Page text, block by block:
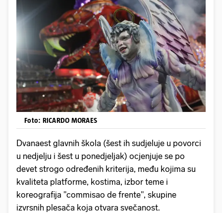
Foto: RICARDO MORAES
Dvanaest glavnih škola (šest ih sudjeluje u povorci
u nedjelju i šest u ponedjeljak) ocjenjuje se po
devet strogo određenih kriterija, među kojima su
kvaliteta platforme, kostima, izbor teme i
koreografija "commisao de frente", skupine
izvrsnih plesača koja otvara svečanost.